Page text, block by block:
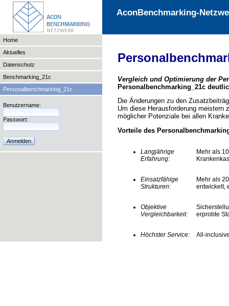
AconBenchmarking-
Home
Aktuelles
Datenschutz
Benchmarking_21c
Personalbenchmarking_21c
Benutzername:
Passwort:
Vergleich und Optimierung der
Personalbenchmarking_21c
Die Änderungen zu den
Um diese Herausforderung
möglicher Potenziale bei allen
Vorteile des
Langjährige
Erfahrung:
Mehr als
Einsatzfähige
Strukturen:
Mehr als
entwickelt,
Objektive
Vergleichbarkeit:
erprobte
Höchster Service: All-